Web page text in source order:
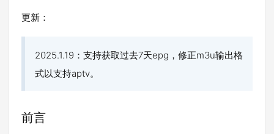
更新：
2025.1.19：支持获取过去7天epg，修正m3u输出格
式以支持aptv。
前言